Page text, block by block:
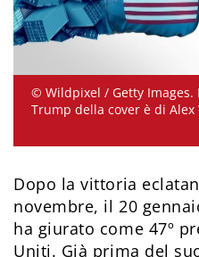
© Wildpixel / Getty Images.
Trump della cover è di Alex
Dopo la vittoria
novembre, il 20
ha giurato come 47º
Uniti. Già prima del